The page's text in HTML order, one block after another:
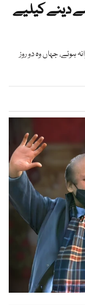
دینے کیلیے
ہوئے، جہاں وہ دو روز